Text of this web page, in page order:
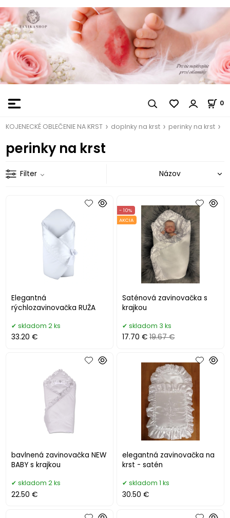
0
KOJENECKÉ OBLEČENIE NA KRST doplnky na krst perinky na krst
perinky na krst
Filter
Elegantná
rýchlozavinovačka RUŽA
skladom 2 ks
33.20 €
Saténová zavinovačka s
krajkou
- 10%
AKCIA
skladom 3 ks
17.70 € 19.67 €
bavlnená zavinovačka NEW
BABY s krajkou
skladom 2 ks
22.50 €
elegantná zavinovačka na
krst - satén
skladom 1 ks
30.50 €